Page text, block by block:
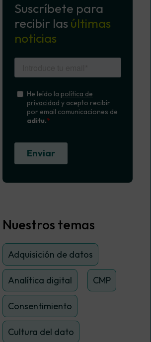
Suscríbete para
recibir las últimas
noticias
Nuestros temas
Adquisición de datos
Analítica digital CMP
Consentimiento
Cultura del dato